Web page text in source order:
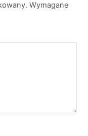
Wymagane